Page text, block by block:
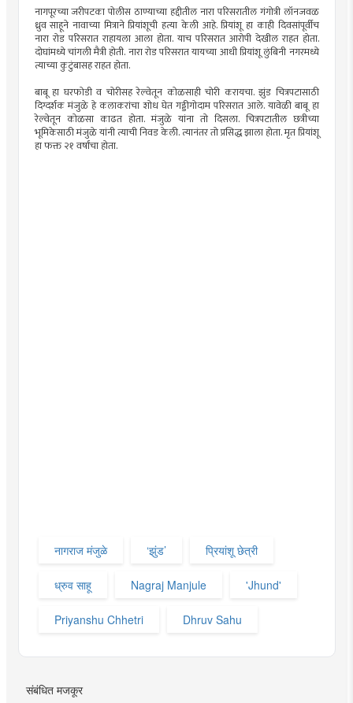
नागपूरच्या जरीपटका पोलीस ठाण्याच्या हद्दीतील नारा परिसरातील गंगोत्री लॉनजवळ
ध्रुव साहूने नावाच्या मित्राने प्रियांशूची हत्या केली आहे. प्रियांशू हा काही दिवसांपूर्वीच
नारा रोड परिसरात राहायला आला होता. याच परिसरात आरोपी देखील राहत होता.
दोघांमध्ये चांगली मैत्री होती. नारा रोड परिसरात यायच्या आधी प्रियांशू लुंबिनी नगरमध्ये
त्याच्या कुटुंबासह राहत होता.
बाबू हा घरफोडी व चोरीसह रेल्वेतून कोळसाही चोरी करायचा. झुंड चित्रपटासाठी
दिग्दर्शक मंजुळे हे कलाकरांचा शोध घेत गड्डीगोदाम परिसरात आले. यावेळी बाबू हा
रेल्वेतून कोळसा काढत होता. मंजुळे यांना तो दिसला. चित्रपटातील छत्रीच्या
भूमिकेसाठी मंजुळे यांनी त्याची निवड केली. त्यानंतर तो प्रसिद्ध झाला होता. मृत प्रियांशू
हा फक्त २१ वर्षांचा होता.
नागराज मंजुळे ‘झुंड’ प्रियांशू छेत्री
ध्रुव साहू Nagraj Manjule 'Jhund'
Priyanshu Chhetri Dhruv Sahu
संबंधित मजकूर